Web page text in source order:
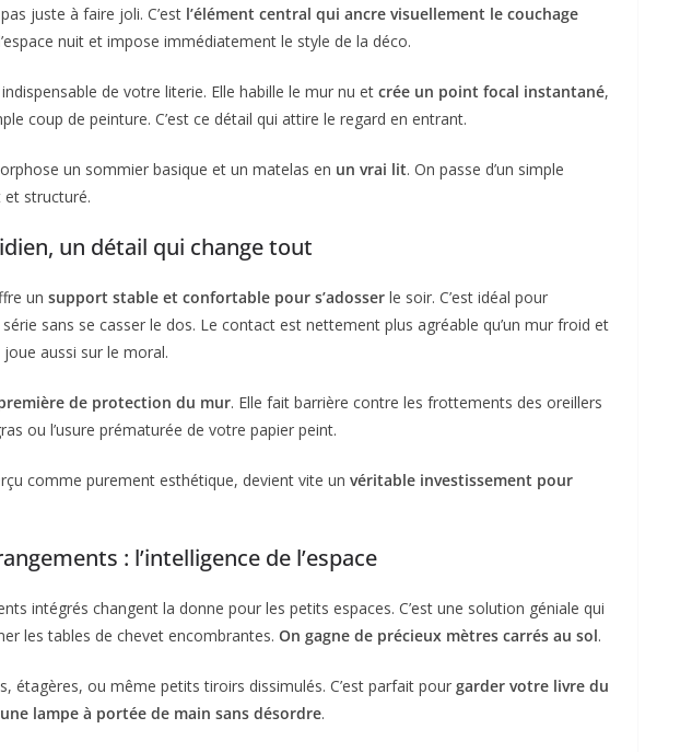
juste à faire joli. C’est l’élément central qui ancre visuellement le couchage
nuit et impose immédiatement le style de la déco.
de votre literie. Elle habille le mur nu et crée un point focal instantané,
coup de peinture. C’est ce détail qui attire le regard en entrant.
un sommier basique et un matelas en un vrai lit. On passe d’un simple
structuré.
un détail qui change tout
un support stable et confortable pour s’adosser le soir. C’est idéal pour
sans se casser le dos. Le contact est nettement plus agréable qu’un mur froid et
aussi sur le moral.
de protection du mur. Elle fait barrière contre les frottements des oreillers
ou l’usure prématurée de votre papier peint.
comme purement esthétique, devient vite un véritable investissement pour
: l’intelligence de l’espace
intégrés changent la donne pour les petits espaces. C’est une solution géniale qui
les tables de chevet encombrantes. On gagne de précieux mètres carrés au sol.
étagères, ou même petits tiroirs dissimulés. C’est parfait pour garder votre livre du
lampe à portée de main sans désordre.